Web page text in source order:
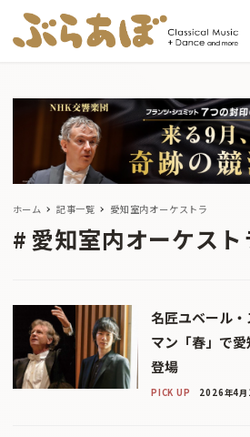
ホーム 記事一覧 愛知室内オーケストラ
愛知室内オーケスト
名匠ユベール
マン「春」で
登場
PICK UP 2026年4